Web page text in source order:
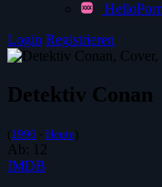
HelloPorn
Login Registrieren
Detektiv Conan
( 1996 - Heute)
Ab: 12
IMDB